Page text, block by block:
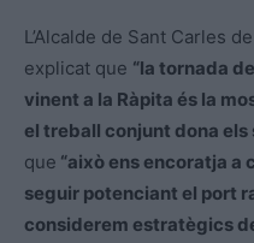
L’Alcalde de Sant Carles
explicat que “la tornada
vinent a la Ràpita és la
el treball conjunt dona els
que “això ens encoratja a
seguir potenciant el port
considerem estratègics